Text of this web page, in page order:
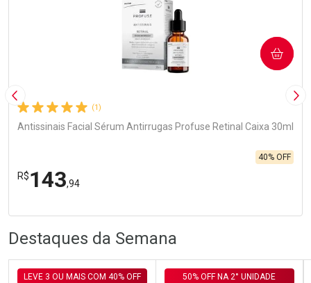
Imagem Anterior
(1)
Antissinais Facial Sérum Antirrugas Profuse Retinal Caixa 30ml
R$143,94
40% OFF
COMPRAR
Laboratório
Por Menos
Destaques da Semana
LEVE 3 OU MAIS COM 40% OFF 50% OFF NA 2° UNIDADE